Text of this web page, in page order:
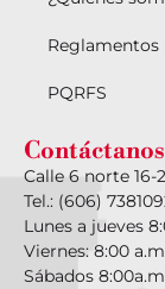
Reglamentos
PQRFS
Contáctanos
Calle 6 norte 16-
Tel.: (606)
Lunes a jueves
Viernes: 8:00
Sábados